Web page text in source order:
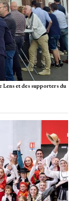
Lens et des supporters du